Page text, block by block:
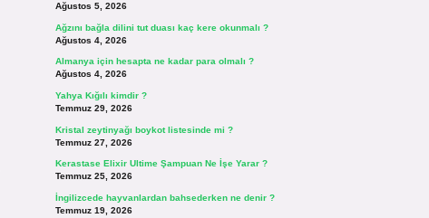
Ağustos 5, 2026
Ağzını bağla dilini tut duası kaç kere okunmalı ?
Ağustos 4, 2026
Almanya için hesapta ne kadar para olmalı ?
Ağustos 4, 2026
Yahya Kığılı kimdir ?
Temmuz 29, 2026
Kristal zeytinyağı boykot listesinde mi ?
Temmuz 27, 2026
Kerastase Elixir Ultime Şampuan Ne İşe Yarar ?
Temmuz 25, 2026
İngilizcede hayvanlardan bahsederken ne denir ?
Temmuz 19, 2026